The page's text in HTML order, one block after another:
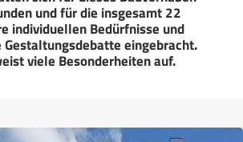
und für die insgesamt 22
individuellen Bedürfnisse und
Gestaltungsdebatte eingebracht.
viele Besonderheiten auf.